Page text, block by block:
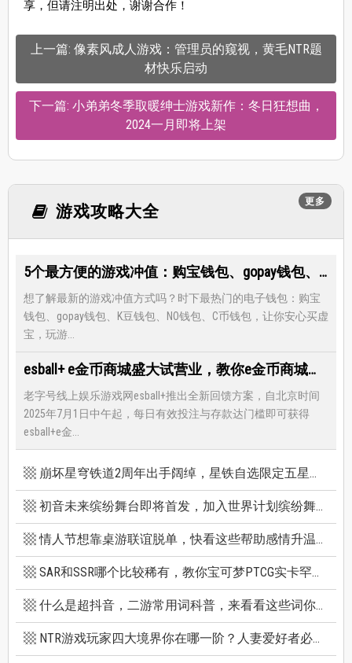
享，但请注明出处，谢谢合作！
上一篇: 像素风成人游戏：管理员的窥视，黄毛NTR题
材快乐启动
下一篇: 小弟弟冬季取暖绅士游戏新作：冬日狂想曲，
2024一月即将上架
更多
游戏攻略大全
5个最方便的游戏冲值：购宝钱包、gopay钱包、K豆钱包、NO钱包、C币钱包
想了解最新的游戏冲值方式吗？时下最热门的电子钱包：购宝
钱包、gopay钱包、K豆钱包、NO钱包、C币钱包，让你安心买虚
宝，玩游...
esball+ e金币商城盛大试营业，教你e金币商城怎么兑换最优惠
老字号线上娱乐游戏网esball+推出全新回馈方案，自北京时间
2025年7月1日中午起，每日有效投注与存款达门槛即可获得
esball+e金...
崩坏星穹铁道2周年出手阔绰，星铁自选限定五星竟有超保值人权角，新卡池机制一篇看懂
初音未来缤纷舞台即将首发，加入世界计划缤纷舞台前你必须知道的八件事
情人节想靠桌游联谊脱单，快看这些帮助感情升温的桌游技巧
SAR和SSR哪个比较稀有，教你宝可梦PTCG实卡罕贵度怎么看
什么是超抖音，二游常用词科普，来看看这些词你看得懂多少个
NTR游戏玩家四大境界你在哪一阶？人妻爱好者必看三款精选NTR游戏推荐